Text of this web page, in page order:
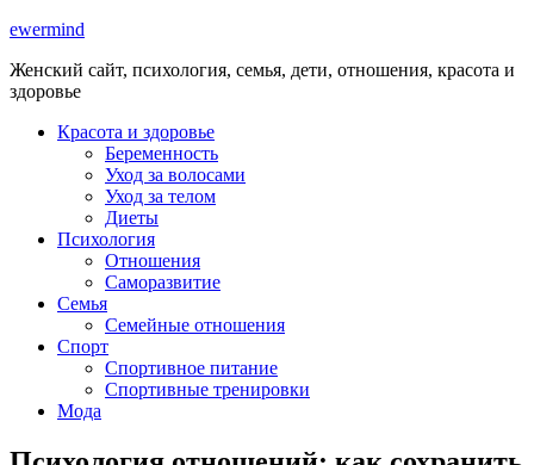
ewermind
Женский сайт, психология, семья, дети, отношения, красота и
здоровье
Красота и здоровье
Беременность
Уход за волосами
Уход за телом
Диеты
Психология
Отношения
Саморазвитие
Семья
Семейные отношения
Спорт
Спортивное питание
Спортивные тренировки
Мода